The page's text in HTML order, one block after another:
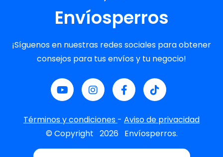
Envíosperros
¡Síguenos en nuestras redes sociales para obtener
consejos para tus envíos y tu negocio!
Términos y condiciones - Aviso de privacidad
© Copyright 2026 Envíosperros.